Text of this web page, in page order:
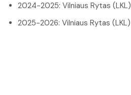
2024-2025: Vilniaus Rytas (LKL)
2025-2026: Vilniaus Rytas (LKL)